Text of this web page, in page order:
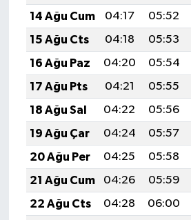
14 Ağu Cum
04:17 05:52
15 Ağu Cts
04:18 05:53
16 Ağu Paz
04:20 05:54
17 Ağu Pts
04:21 05:55
18 Ağu Sal
04:22 05:56
19 Ağu Çar
04:24 05:57
20 Ağu Per
04:25 05:58
21 Ağu Cum
04:26 05:59
22 Ağu Cts
04:28 06:00